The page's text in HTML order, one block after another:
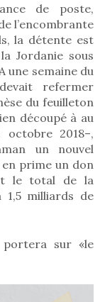
de poste,
l’encombrante
la détente est
Jordanie sous
une semaine du
refermer
du feuilleton
découpé à au
2018–,
un nouvel
prime un don
le total de la
1,5 milliards de
portera sur «le